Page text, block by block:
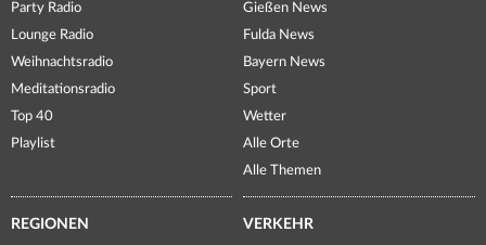
Party Radio
Lounge Radio
Weihnachtsradio
Meditationsradio
Top 40
Playlist
Gießen News
Fulda News
Bayern News
Sport
Wetter
Alle Orte
Alle Themen
REGIONEN VERKEHR